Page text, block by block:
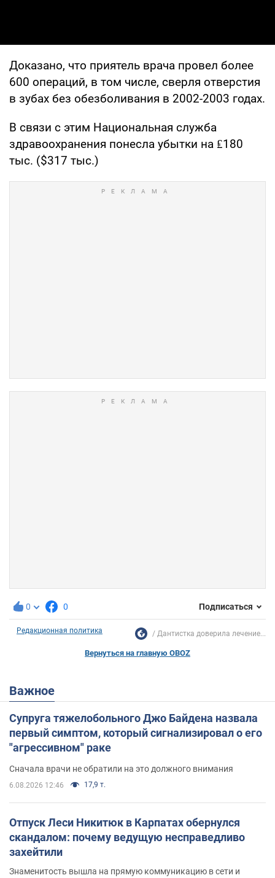
Доказано, что приятель врача провел более
600 операций, в том числе, сверля отверстия
в зубах без обезболивания в 2002-2003 годах.
В связи с этим Национальная служба
здравоохранения понесла убытки на ₤180
тыс. ($317 тыс.)
0 0 Подписаться
Редакционная политика Дантистка доверила лечение...
Вернуться на главную OBOZ
Важное
Супруга тяжелобольного Джо Байдена назвала
первый симптом, который сигнализировал о его
"агрессивном" раке
Сначала врачи не обратили на это должного внимания
6.08.2026 12:46 17,9 т.
Отпуск Леси Никитюк в Карпатах обернулся
скандалом: почему ведущую несправедливо
захейтили
Знаменитость вышла на прямую коммуникацию в сети и